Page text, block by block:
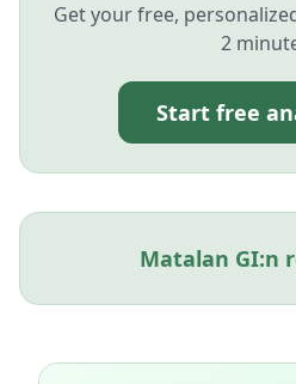
Get your free,
2
Start free
Matalan GI:n